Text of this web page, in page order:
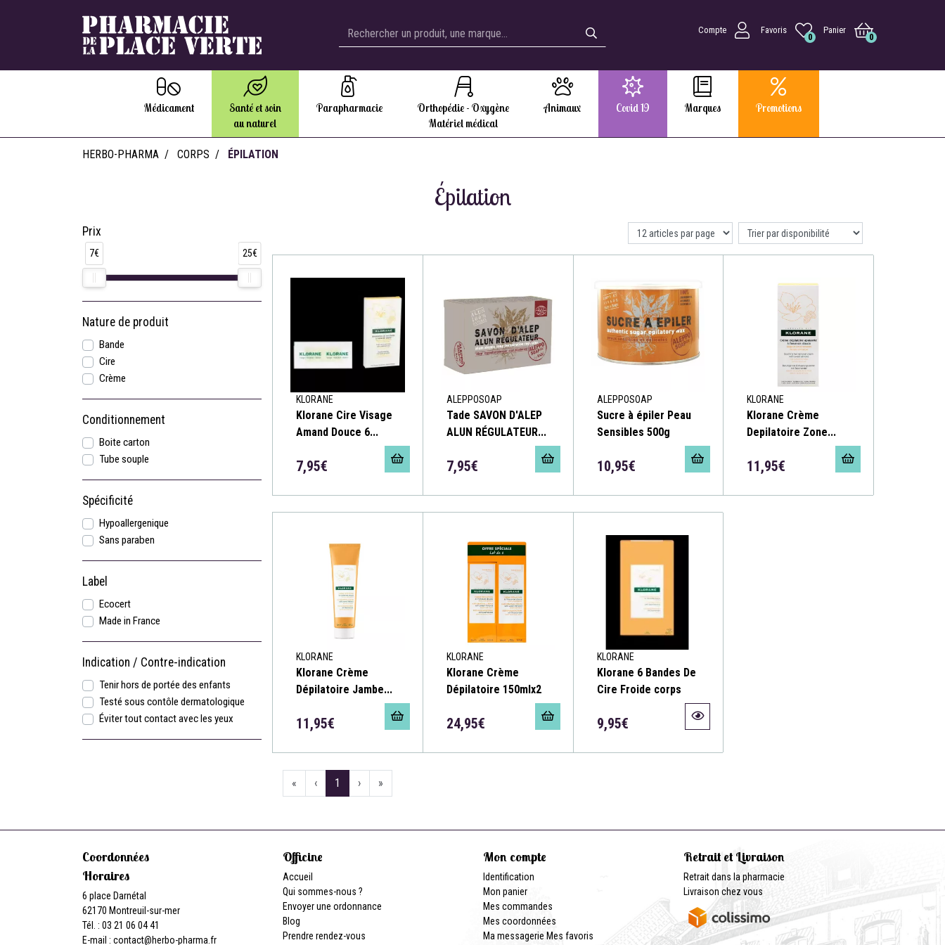
Compte Favoris
0
Panier
0
Médicament
Santé et soin
au naturel
Parapharmacie
Orthopédie - Oxygène
Matériel médical
Animaux Covid 19 Marques Promotions
HERBO-PHARMA CORPS ÉPILATION
Épilation
Prix
7€ 25€
Nature de produit
Bande
Cire
Crème
Conditionnement
Boite carton
Tube souple
Spécificité
Hypoallergenique
Sans paraben
Label
Ecocert
Made in France
Indication / Contre-indication
Tenir hors de portée des enfants
Testé sous contôle dermatologique
Éviter tout contact avec les yeux
KLORANE
Klorane Cire Visage
Amand Douce 6...
7,95€
ALEPPOSOAP
Tade SAVON D'ALEP
ALUN RÉGULATEUR...
7,95€
ALEPPOSOAP
Sucre à épiler Peau
Sensibles 500g
10,95€
KLORANE
Klorane Crème
Depilatoire Zone...
11,95€
KLORANE
Klorane Crème
Dépilatoire Jambe...
11,95€
KLORANE
Klorane Crème
Dépilatoire 150mlx2
24,95€
KLORANE
Klorane 6 Bandes De
Cire Froide corps
9,95€
« ‹ 1 › »
Coordonnées
Horaires
6 place Darnétal
62170 Montreuil-sur-mer
Tél. : 03 21 06 04 41
E-mail : contact@herbo-pharma.fr
Officine
Accueil
Qui sommes-nous ?
Envoyer une ordonnance
Blog
Prendre rendez-vous
Mon compte
Identification
Mon panier
Mes commandes
Mes coordonnées
Ma messagerie Mes favoris
Retrait et Livraison
Retrait dans la pharmacie
Livraison chez vous